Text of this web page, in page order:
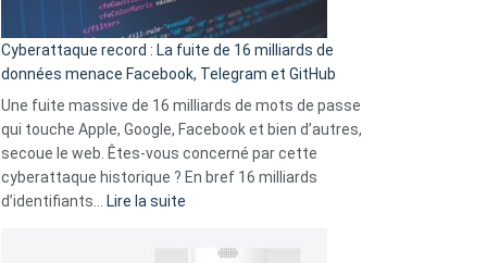
Party
pour
comparer
vos
goûts
musicaux
avec
9
amis
Cyberattaque record : La fuite de 16 milliards de
données menace Facebook, Telegram et GitHub
Une fuite massive de 16 milliards de mots de passe
qui touche Apple, Google, Facebook et bien d’autres,
secoue le web. Êtes-vous concerné par cette
cyberattaque historique ? En bref 16 milliards
d’identifiants…
Lire la suite
record